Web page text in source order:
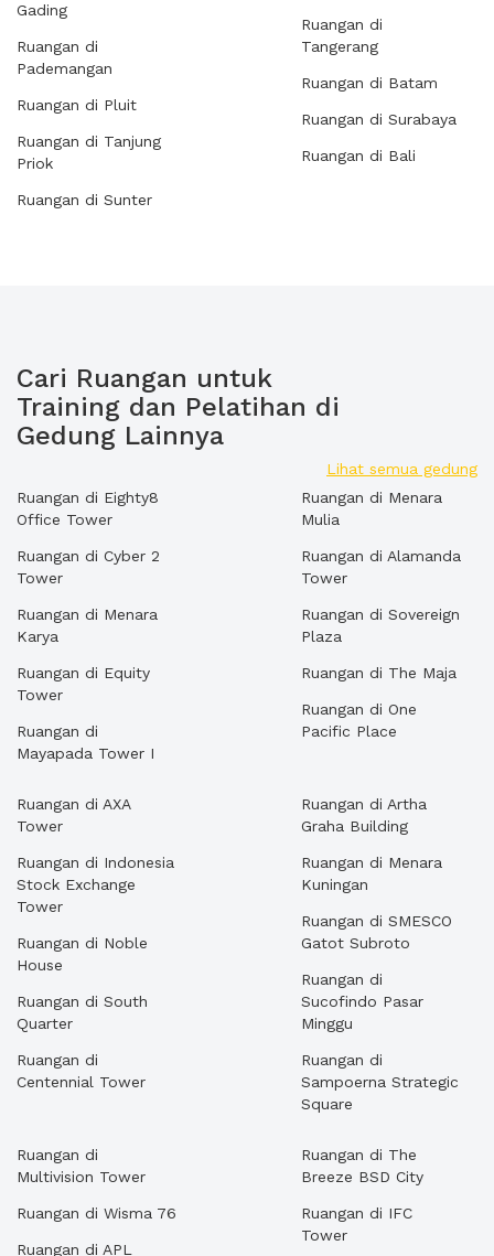
Gading
Ruangan di
Pademangan
Ruangan di Pluit
Ruangan di Tanjung
Priok
Ruangan di Sunter
Ruangan di
Tangerang
Ruangan di Batam
Ruangan di Surabaya
Ruangan di Bali
Cari Ruangan untuk
Training dan Pelatihan di
Gedung Lainnya
Lihat semua gedung
Ruangan di Eighty8
Office Tower
Ruangan di Cyber 2
Tower
Ruangan di Menara
Karya
Ruangan di Equity
Tower
Ruangan di
Mayapada Tower I
Ruangan di Menara
Mulia
Ruangan di Alamanda
Tower
Ruangan di Sovereign
Plaza
Ruangan di The Maja
Ruangan di One
Pacific Place
Ruangan di AXA
Tower
Ruangan di Indonesia
Stock Exchange
Tower
Ruangan di Noble
House
Ruangan di South
Quarter
Ruangan di
Centennial Tower
Ruangan di Artha
Graha Building
Ruangan di Menara
Kuningan
Ruangan di SMESCO
Gatot Subroto
Ruangan di
Sucofindo Pasar
Minggu
Ruangan di
Sampoerna Strategic
Square
Ruangan di
Multivision Tower
Ruangan di Wisma 76
Ruangan di APL
Ruangan di The
Breeze BSD City
Ruangan di IFC
Tower